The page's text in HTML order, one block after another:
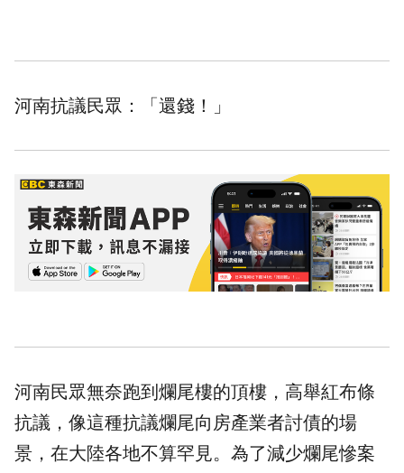
河南抗議民眾：「還錢！」
河南民眾無奈跑到爛尾樓的頂樓，高舉紅布條
抗議，像這種抗議爛尾向 房產業者討債的場
景，在大陸各地不算罕見。為了減少爛尾慘案